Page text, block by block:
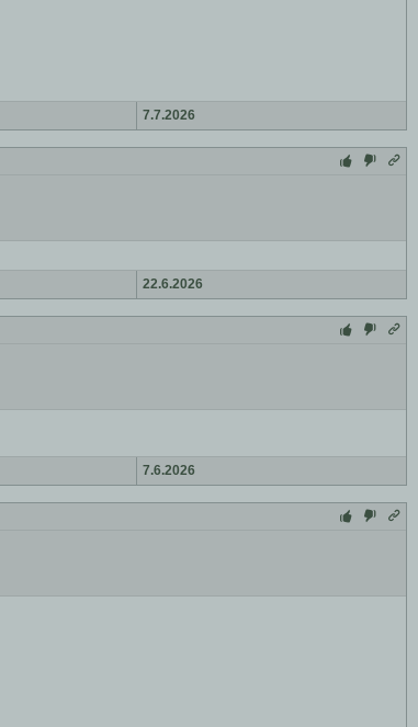
7.7.2026
22.6.2026
7.6.2026